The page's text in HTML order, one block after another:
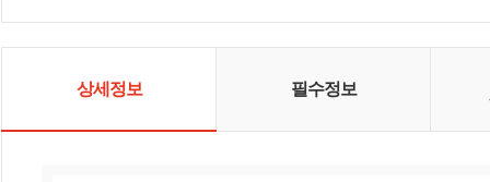
상세정보 필수정보